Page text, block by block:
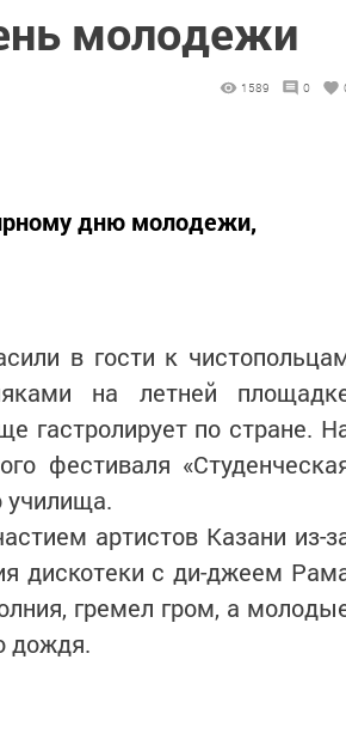
молодежи
1589 0
дню молодежи,
в гости к
на летней
гастролирует по стране.
фестиваля
училища.
артистов Казани из-
дискотеки с ди-джеем
гремел гром, а
дождя.